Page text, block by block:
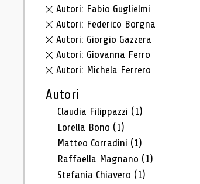
Autori: Fabio Guglielmi
Autori: Federico Borgna
Autori: Giorgio Gazzera
Autori: Giovanna Ferro
Autori: Michela Ferrero
Autori
Claudia Filippazzi (1)
Lorella Bono (1)
Matteo Corradini (1)
Raffaella Magnano (1)
Stefania Chiavero (1)